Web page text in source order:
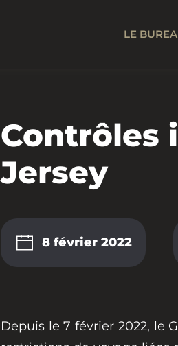
LE
Contrôles
Jersey
8 février 2022
Depuis le 7 février 2022, le